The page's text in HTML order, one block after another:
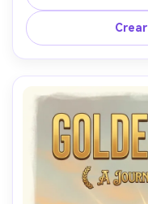
composición lista
profundidad de